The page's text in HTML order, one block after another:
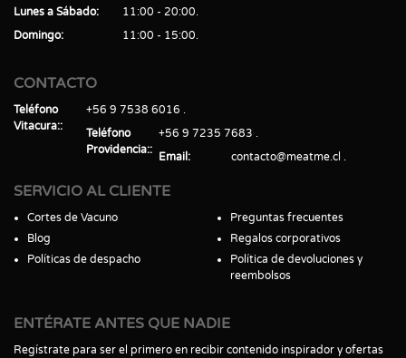
Lunes a Sábado
11:00 - 20:00
Domingo
11:00 - 15:00
CONTACTO
Teléfono
Vitacura:
+56 9 7538 6016
Teléfono
Providencia:
+56 9 7235 7683
Email
contacto@meatme.cl
SERVICIO AL CLIENTE
Cortes de Vacuno
Blog
Políticas de despacho
Preguntas frecuentes
Regalos corporativos
Política de devoluciones y
reembolsos
ENTÉRATE ANTES QUE NADIE
Regístrate para ser el primero en recibir contenido inspirador y ofertas